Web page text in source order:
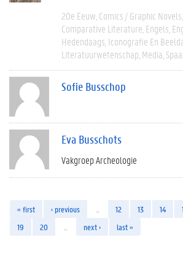
20e Eeuw Comics / Graphic Novels
Comparative Literature Engels
Hedendaags Iconografie En
Literatuurwetenschap Media
Sofie Busschop
Eva Busschots
Vakgroep Archeologie
« first ‹ previous 12 13 14
19
20 next › last »